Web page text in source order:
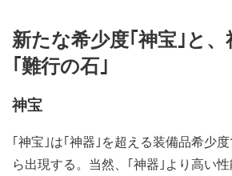
新たな希少度｢神宝｣と
｢難行の石｣
神宝
｢神宝｣は｢神器｣を超える装備品希少
ら出現する。当然、｢神器｣より高い性